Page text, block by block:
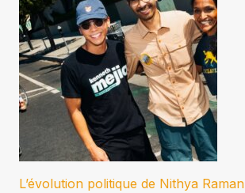
L’évolution politique de Nithya Raman